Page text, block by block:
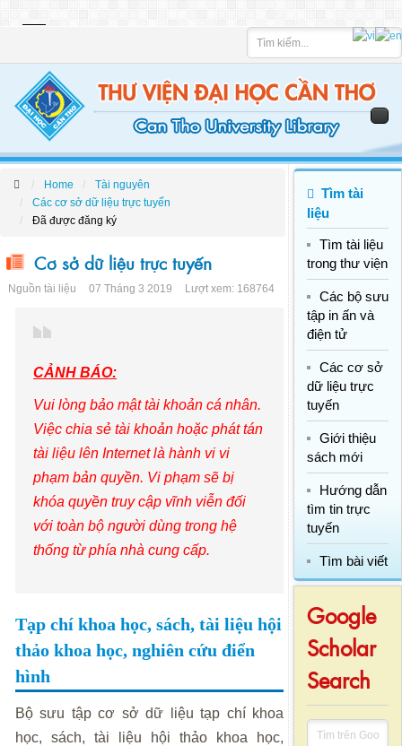
Home
Tài nguyên
Các cơ sở dữ liệu trực tuyến
Đã được đăng ký
Cơ sở dữ liệu trực tuyến
Nguồn tài liệu 07 Tháng 3 2019 Lượt xem: 168764
CẢNH BÁO:
Vui lòng bảo mật tài khoản cá nhân.
Việc chia sẻ tài khoản hoặc phát tán
tài liệu lên Internet là hành vi vi
phạm bản quyền. Vi phạm sẽ bị
khóa quyền truy cập vĩnh viễn đối
với toàn bộ người dùng trong hệ
thống từ phía nhà cung cấp.
Tạp chí khoa học, sách, tài liệu hội
thảo khoa học, nghiên cứu điển
hình
Bộ sưu tập cơ sở dữ liệu tạp chí khoa
học, sách, tài liệu hội thảo khoa học,
Tìm tài
liệu
Tìm tài liệu
trong thư viện
Các bộ sưu
tập in ấn và
điện tử
Các cơ sở
dữ liệu trực
tuyến
Giới thiệu
sách mới
Hướng dẫn
tìm tin trực
tuyến
Tìm bài viết
Google
Scholar
Search